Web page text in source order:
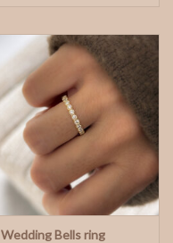
Wedding Bells ring